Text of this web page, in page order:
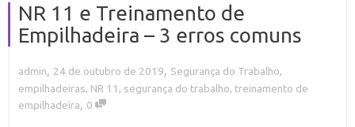
NR 11 e Treinamento de
Empilhadeira – 3 erros comuns
admin 24 de outubro de 2019 Segurança do Trabalho,
empilhadeiras, NR 11 , segurança do trabalho, treinamento de
empilhadeira
0